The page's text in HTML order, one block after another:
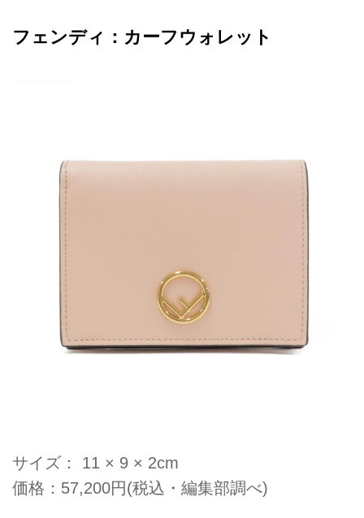
フェンディ：カーフウォレット
サイズ： 11 × 9 × 2cm
価格：57,200円(税込・編集部調べ)